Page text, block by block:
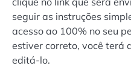
seguir as instruções
acesso ao 100% no seu
estiver correto, você terá
editá-lo.